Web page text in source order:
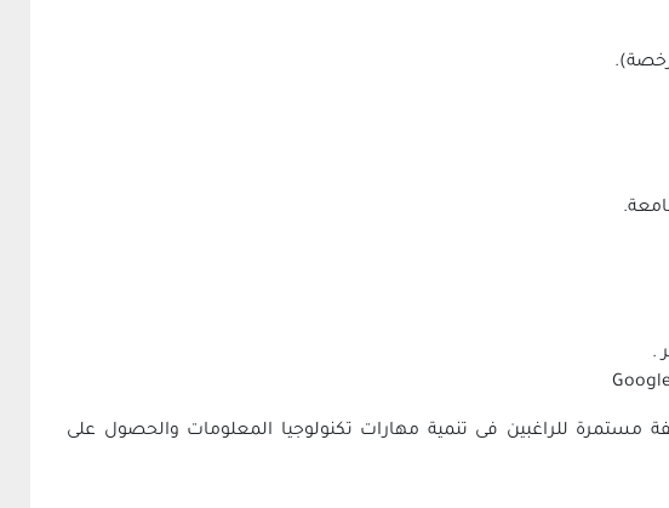
رخصة).
.
مستمرة للراغبين فى تنمية مهارات تكنولوجيا المعلومات والحصول على